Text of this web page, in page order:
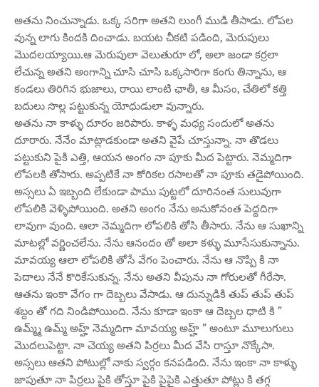
అతను నించున్నాడు. ఒక్క సరిగా అతని లుంగీ ముడి తీసాడు. లోపల
వున్న లాగు కిందకి దించాడు. బయట చీకటి పడింది, మెరుపులు
మొదలయ్యాయి.ఆ మెరుపులా వెలుతురూ లో, అలా జండా కర్రలా
లేచున్న అతని అంగాన్ని చూసి చూసి ఒక్కసారిగా కంగు తిన్నాను, ఆ
కండలు తిరిగిన భుజాలు, రాయి లాంటి ఛాతీ, ఆ మీసం, చేతిలో కత్తి
బదులు సొల్ల పట్టుకున్న యోధుడులా వున్నారు.
అతను నా కాళ్ళు దూరం జరిపారు. కాళ్ళ మధ్య సందులో అతను
దూరారు. నేనేం మాట్లాడకుండా అతని వైపే చూస్తున్నా. నా తొడలు
పట్టుకుని పైకి ఎత్తి, ఆయన అంగం నా పూకు మీద పెట్టారు. నెమ్మదిగా
లోపలకి తోసారు. అప్పటికే నా కోరికల రసాలతో నా పూకు తడైపోయింది.
అస్సలు ఏ ఇబ్బంది లేకుండా పాము పుట్టలో దూరినంత సులువుగా
లోపలికి వెళ్ళిపోయింది. అతని అంగం నేను అనుకోనంత పెద్దదిగా
లావుగా వుంది. ఆలా నెమ్మదిగా లోపలికి తోసి తీసారు. నేను ఆ సుఖాన్ని
మాటల్లో వర్ణించలేను. నేను ఆనందం తో అలా కళ్ళు మూసేసుకున్నాను.
మావయ్య ఆలా లోపలికి తోసే వేగం పెంచారు. నేను ఆ నొప్పి కి నా
పెదాలు నేనే కొరికేసుకున్న. నేను అతని వీపును నా గోరులతో గీరేసా.
ఆతను ఇంకా వేగం గా దెబ్బలు వేసాడు. ఆ దున్నుడికి తుప్ తుప్ తుప్
శబ్దం తో గది నిండిపోయింది. నేను కూడా ఇంకా ఆ దెబ్బల ధాటి కి ”
ఉమ్మ్మ్ ఉమ్మ్ అహ్హ్ నెమ్మదిగా మావయ్య అహ్హ్ ” అంటూ మూలుగులు
మొదలుపెట్టా. నా చెయ్య అతని పిర్రలు మీద వేసి రాస్తూ నొక్కేసా.
అస్సలు ఆతని పోటుల్లో నాకు స్వర్గం కనపడింది. నేను ఇంకా నా కాళ్ళు
జాపుతూ నా పిర్రలు పైకి తోస్తూ పైకి పైపైకి ఎత్తుతూ పోట్లు కి తగ్గ